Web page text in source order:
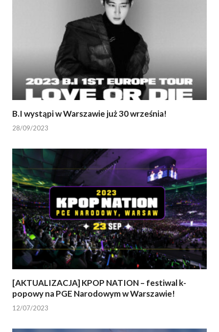
B.I wystąpi w Warszawie już 30 września!
28/09/2023
[AKTUALIZACJA] KPOP NATION – festiwal k-
popowy na PGE Narodowym w Warszawie!
12/07/2023